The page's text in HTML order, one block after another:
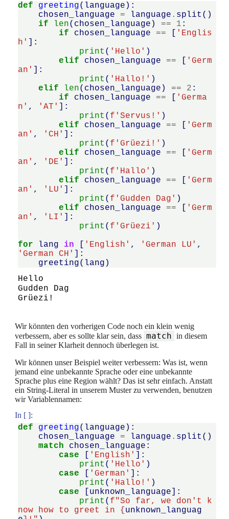
def greeting( language ):
chosen_language
= language . split ()
if
len( chosen_language ) == 1 :
if
chosen_language ==
'Englis
h'
]:
print ( 'Hello' )
elif
chosen_language ==
'Germ
an'
]:
print ( 'Hallo!' )
elif
len( chosen_language ) == 2 :
if
chosen_language ==
'Germa
n' , 'AT'
]:
print ( f 'Servus!' )
elif
chosen_language ==
'Germ
an' , 'CH'
]:
print ( f 'Grüezi!' )
elif
chosen_language ==
'Germ
an' , 'DE'
]:
print ( f 'Hallo' )
elif
chosen_language ==
'Germ
an' , 'LU'
]:
print ( f 'Gudden Dag' )
elif
chosen_language ==
'Germ
an' , 'LI'
]:
print ( f 'Grüezi' )
for
lang in 'English' , 'German LU' ,
'German CH'
]:
greeting( lang )
Hello
Gudden Dag
Wir könnten den vorherigen Code noch ein klein wenig
verbessern, aber es sollte klar sein, dass match in diesem
Fall in seiner Klarheit dennoch überlegen ist.
Wir können unser Beispiel weiter verbessern: Was ist, wenn
jemand eine unbekannte Sprache oder eine unbekannte
Sprache plus eine Region wählt? Das ist sehr einfach. Anstatt
ein String-Literal in unserem Muster zu verwenden, benutzen
wir Variablennamen:
In [ ]:
def greeting( language ):
chosen_language
= language . split ()
match
chosen_language :
case
'English'
]:
print ( 'Hello' )
case
'German'
]:
print ( 'Hallo!' )
case
unknown_language ]:
print ( f"So far, we don't k
now how to greet in {unknown_languag